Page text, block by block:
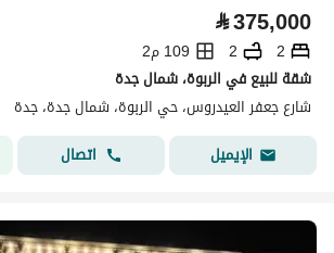
⃁375,000
2
2
109 م2
شقة للبيع في الربوة، شمال جدة
شارع جعفر العيدروس، حي الربوة، شمال جدة، جدة
الإيميل
اتصال